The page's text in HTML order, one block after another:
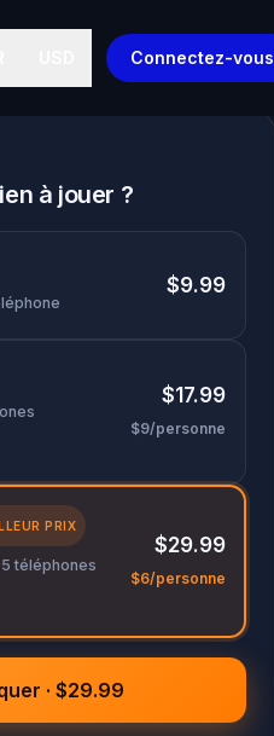
Connectez-vous
à jouer ?
$9.99
$17.99
$9/personne
PRIX
téléphones
$29.99
$6/personne
· $29.99